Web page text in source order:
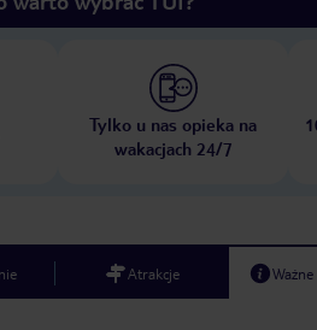
Tylko u nas opieka na
wakacjach 24/7
Atrakcje